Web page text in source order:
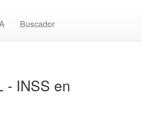
Buscador
- INSS en